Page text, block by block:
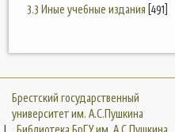
3.3 Иные учебные издания [491]
Брестский государственный
университет им. А.С.Пушкина